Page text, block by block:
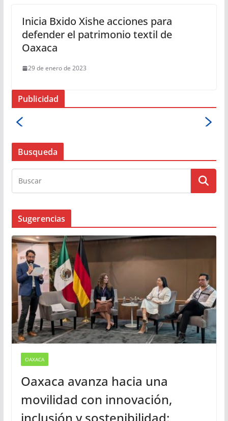
Inicia Bxido Xishe acciones para
defender el patrimonio textil de
Oaxaca
29 de enero de 2023
Publicidad
Busqueda
Sugerencias